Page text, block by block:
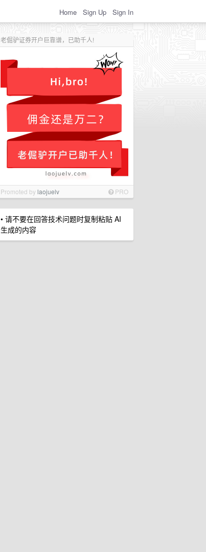
Home Sign Up Sign In
老倔驴证券开户巨靠谱，已助千人!
Promoted bylaojuelv PRO
• 请不要在回答技术问题时复制粘贴 AI
生成的内容